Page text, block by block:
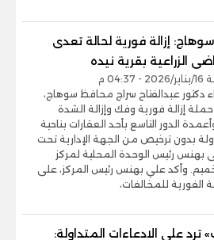
إزالة فورية لحالة تعدى
الزراعية بقرية نيده
م
دكتور عبدالفتاح سراج محافظ سوهاج،
إزالة فورية وفك وإزالة الشدة
الدور التاسع بأحد العقارات بناحية
بدون ترخيص من الجهة الإدارية تحت
بهنس رئيس الوحدة المحلية لمركز
وأكد علي بهنس رئيس المركز، على
الفورية للمخالفات،
ترد على الادعاءات المتداولة: